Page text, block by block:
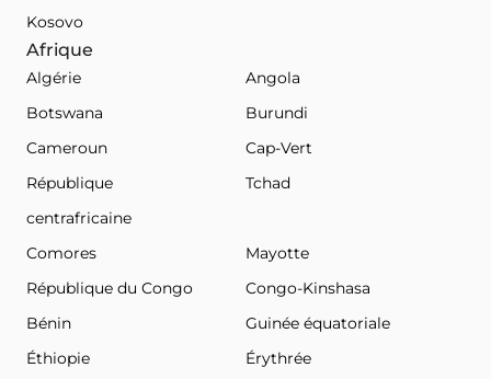
Kosovo
Afrique
Algérie
Angola
Botswana
Burundi
Cameroun
Cap-Vert
République
centrafricaine
Tchad
Comores
Mayotte
République du Congo
Congo-Kinshasa
Bénin
Guinée équatoriale
Éthiopie
Érythrée